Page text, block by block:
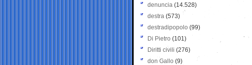
denuncia (14.528)
destra (573)
destradipopolo (99)
Di Pietro (101)
Diritti civili (276)
don Gallo (9)